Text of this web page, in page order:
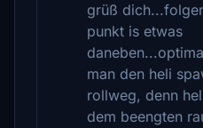
grüß
punkt is etwas
man den heli
rollweg, denn
dem beengten